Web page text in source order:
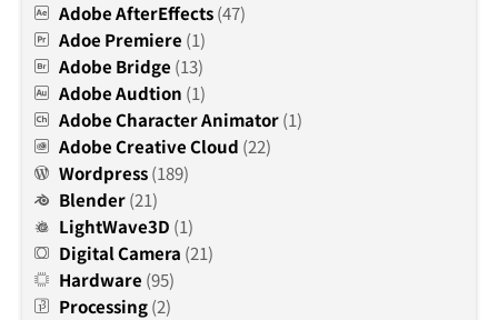
Adobe AfterEffects(47)
Adoe Premiere (1)
Adobe Bridge (13)
Adobe Audtion (1)
Adobe Character Animator(1)
Adobe Creative Cloud (22)
Wordpress(189)
Blender(21)
LightWave3D (1)
Digital Camera (21)
Hardware (95)
Processing(2)